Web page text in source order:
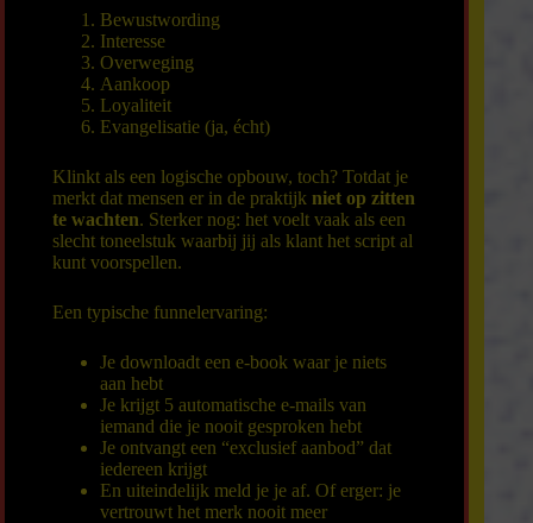
Bewustwording
Interesse
Overweging
Aankoop
Loyaliteit
Evangelisatie (ja, écht)
Klinkt als een logische opbouw, toch? Totdat je
merkt dat mensen er in de praktijk niet op zitten
te wachten. Sterker nog: het voelt vaak als een
slecht toneelstuk waarbij jij als klant het script al
kunt voorspellen.
Een typische funnelervaring:
Je downloadt een e-book waar je niets
aan hebt
Je krijgt 5 automatische e-mails van
iemand die je nooit gesproken hebt
Je ontvangt een “exclusief aanbod” dat
iedereen krijgt
En uiteindelijk meld je je af. Of erger: je
vertrouwt het merk nooit meer